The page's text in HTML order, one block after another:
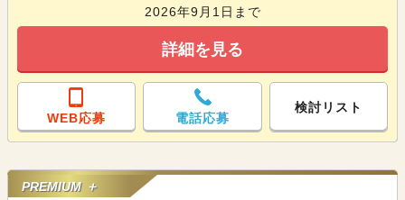
2026年9月1日まで
詳細を見る
WEB応募 電話応募
検討リスト
PREMIUM ＋